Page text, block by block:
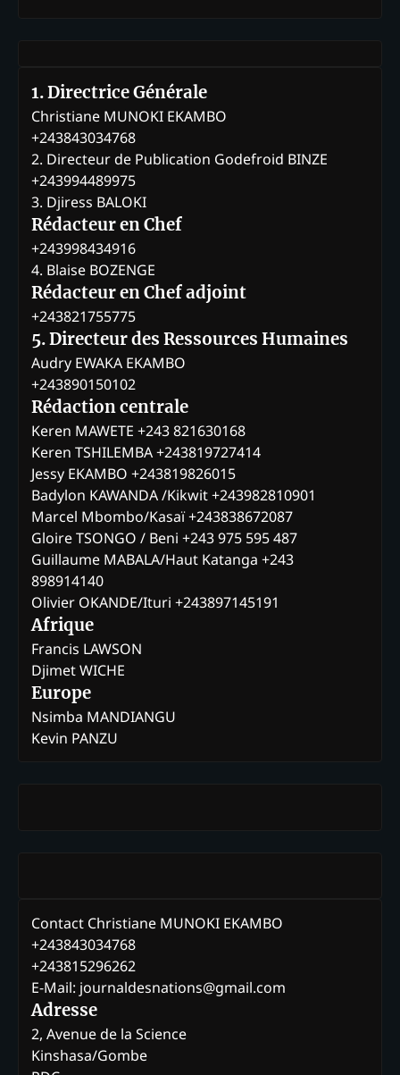
1. Directrice Générale
Christiane MUNOKI EKAMBO
+243843034768
2. Directeur de Publication Godefroid BINZE
+243994489975
3. Djiress BALOKI
Rédacteur en Chef
+243998434916
4. Blaise BOZENGE
Rédacteur en Chef adjoint
+243821755775
5. Directeur des Ressources Humaines
Audry EWAKA EKAMBO
+243890150102
Rédaction centrale
Keren MAWETE +243 821630168
Keren TSHILEMBA +243819727414
Jessy EKAMBO +243819826015
Badylon KAWANDA /Kikwit +243982810901
Marcel Mbombo/Kasaï +243838672087
Gloire TSONGO / Beni +243 975 595 487
Guillaume MABALA/Haut Katanga +243
898914140
Olivier OKANDE/Ituri +243897145191
Afrique
Francis LAWSON
Djimet WICHE
Europe
Nsimba MANDIANGU
Kevin PANZU
Contact Christiane MUNOKI EKAMBO
+243843034768
+243815296262
E-Mail: journaldesnations@gmail.com
Adresse
2, Avenue de la Science
Kinshasa/Gombe